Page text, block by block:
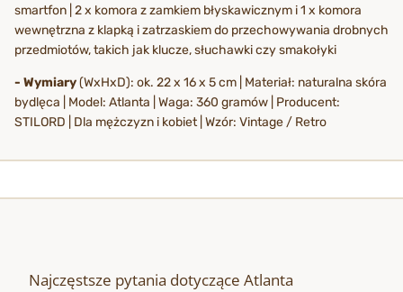
smartfon | 2 x komora z zamkiem błyskawicznym i 1 x komora
wewnętrzna z klapką i zatrzaskiem do przechowywania drobnych
przedmiotów, takich jak klucze, słuchawki czy smakołyki
- Wymiary(WxHxD): ok. 22 x 16 x 5 cm | Materiał: naturalna skóra
bydlęca | Model: Atlanta | Waga: 360 gramów | Producent:
STILORD | Dla mężczyzn i kobiet | Wzór: Vintage / Retro
Najczęstsze pytania dotyczące Atlanta